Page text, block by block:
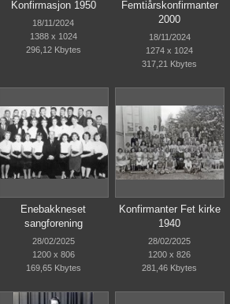
Konfirmasjon 1950
18/11/2024
1388 x 1024
296,12 Kbytes
Femtiårskonfirmanter
2000
18/11/2024
1274 x 1024
317,21 Kbytes
Enebakkneset
sangforening
28/02/2025
1200 x 806
169,65 Kbytes
Konfirmanter Fet kirke
1940
28/02/2025
1200 x 826
281,46 Kbytes